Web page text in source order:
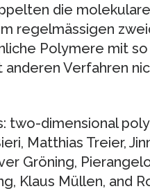
die
regelmässigen
Polymere mit
Verfahren
two-dimensional
Matthias Treier,
Gröning,
Klaus Müllen, and